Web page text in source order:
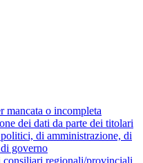
mancata o incompleta
dei dati da parte dei titolari
di amministrazione, di
governo